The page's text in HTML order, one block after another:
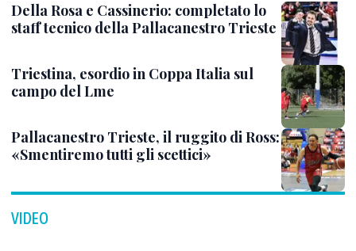
Della Rosa e Cassinerio: completato lo
staff tecnico della Pallacanestro Trieste
Triestina, esordio in Coppa Italia sul
campo del Lme
Pallacanestro Trieste, il ruggito di Ross:
«Smentiremo tutti gli scettici»
VIDEO